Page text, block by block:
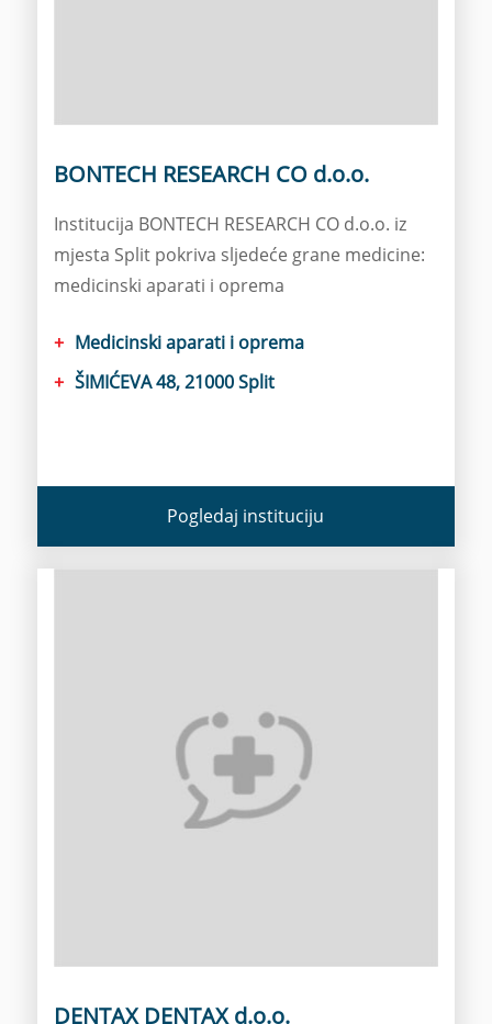
BONTECH RESEARCH CO d.o.o.
Institucija BONTECH RESEARCH CO d.o.o. iz
mjesta Split pokriva sljedeće grane medicine:
medicinski aparati i oprema
Medicinski aparati i oprema
ŠIMIĆEVA 48, 21000 Split
Pogledaj instituciju
DENTAX DENTAX d.o.o.